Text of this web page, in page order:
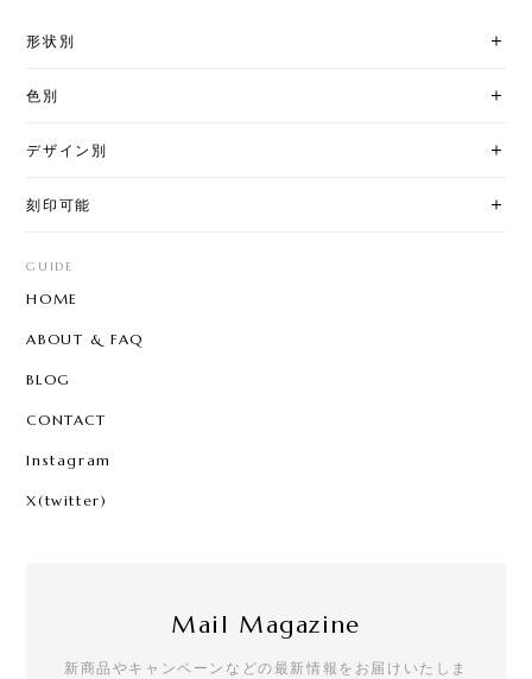
形状別
色別
デザイン別
刻印可能
GUIDE
HOME
ABOUT & FAQ
BLOG
CONTACT
Instagram
X(twitter)
Mail Magazine
新商品やキャンペーンなどの最新情報をお届けいたしま